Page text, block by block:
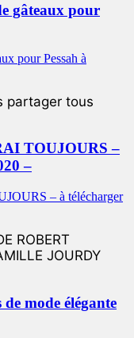
gâteaux pour
partager tous
TOUJOURS –
–
ROBERT
JOURDY
mode élégante